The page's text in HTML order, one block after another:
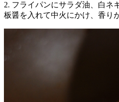
2. フライパンにサラダ油、白ネ
板醤を入れて中火にかけ、香り